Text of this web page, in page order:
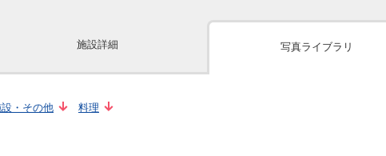
施設詳細 写真ライブラリ
・その他 料理